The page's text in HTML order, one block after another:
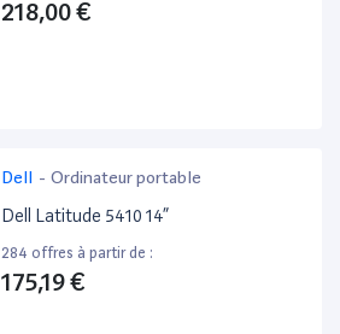
218,00 €
Dell - Ordinateur portable
Dell Latitude 5410 14”
284 offres à partir de :
175,19 €